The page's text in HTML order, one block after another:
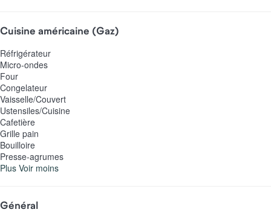
Cuisine américaine (Gaz)
Réfrigérateur
Micro-ondes
Four
Congelateur
Vaisselle/Couvert
Ustensiles/Cuisine
Cafetière
Grille pain
Bouilloire
Presse-agrumes
Plus Voir moins
Général